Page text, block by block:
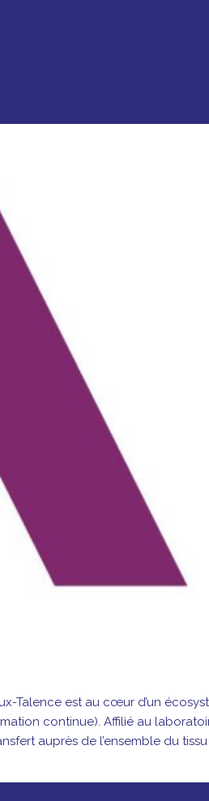
Talence est au cœur d’un
continue). Affilié au
auprès de l’ensemble du